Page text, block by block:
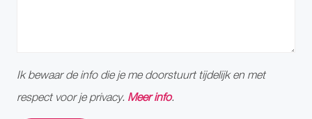
Ik bewaar de info die je me doorstuurt tijdelijk en met
respect voor je privacy. Meer info.